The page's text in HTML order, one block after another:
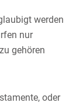
werden
nur
gehören
oder